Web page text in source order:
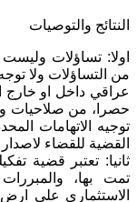
النتائج والتوصيات
اولا: تساؤلات وليست
من التساؤلات ولا
عراقي داخل او خارج
حصرا، من صلاحيات
توجيه الاتهامات
القضية للقضاء
ثانيا: تعتبر قضية
تمت بها،
الاستثماري على